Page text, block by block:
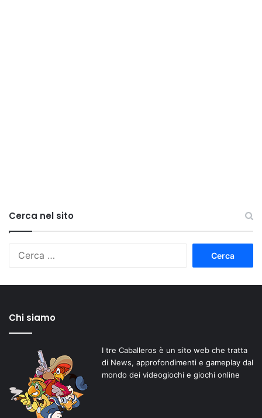
Cerca nel sito
Chi siamo
I tre Caballeros è un sito web che tratta
di News, approfondimenti e gameplay dal
mondo dei videogiochi e giochi online